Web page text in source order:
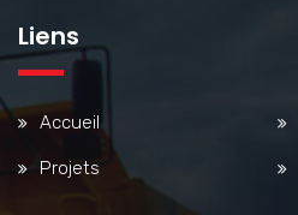
Liens
Accueil
Projets